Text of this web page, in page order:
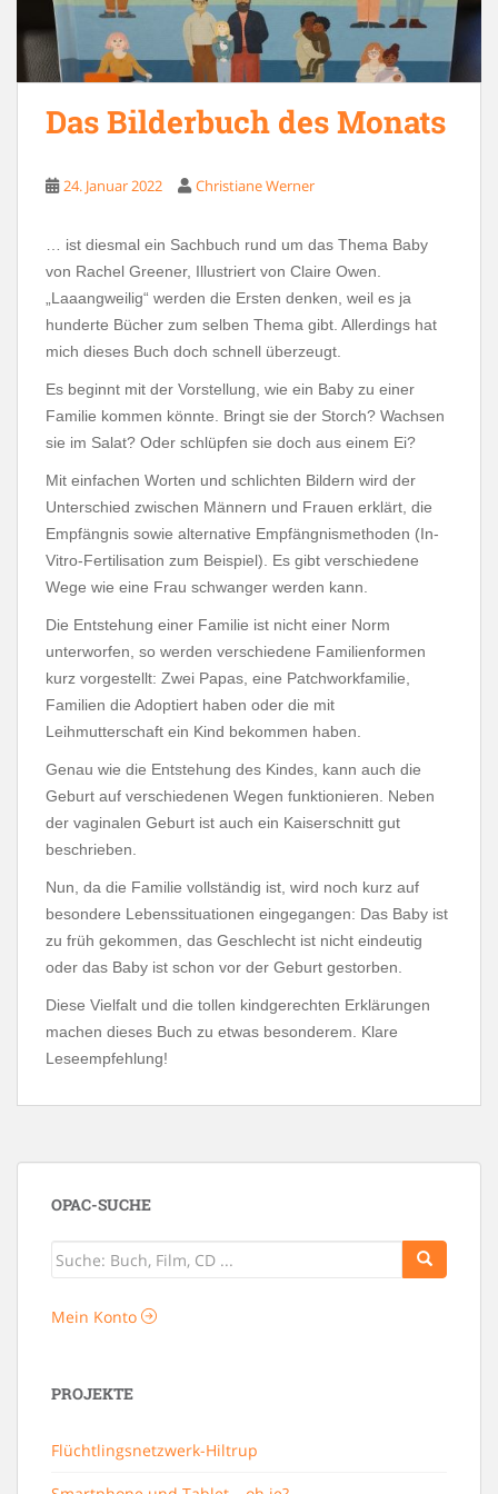
Das Bilderbuch des Monats
24. Januar 2022 Christiane Werner
… ist diesmal ein Sachbuch rund um das Thema Baby
von Rachel Greener, Illustriert von Claire Owen.
„Laaangweilig“ werden die Ersten denken, weil es ja
hunderte Bücher zum selben Thema gibt. Allerdings hat
mich dieses Buch doch schnell überzeugt.
Es beginnt mit der Vorstellung, wie ein Baby zu einer
Familie kommen könnte. Bringt sie der Storch? Wachsen
sie im Salat? Oder schlüpfen sie doch aus einem Ei?
Mit einfachen Worten und schlichten Bildern wird der
Unterschied zwischen Männern und Frauen erklärt, die
Empfängnis sowie alternative Empfängnismethoden (In-
Vitro-Fertilisation zum Beispiel). Es gibt verschiedene
Wege wie eine Frau schwanger werden kann.
Die Entstehung einer Familie ist nicht einer Norm
unterworfen, so werden verschiedene Familienformen
kurz vorgestellt: Zwei Papas, eine Patchworkfamilie,
Familien die Adoptiert haben oder die mit
Leihmutterschaft ein Kind bekommen haben.
Genau wie die Entstehung des Kindes, kann auch die
Geburt auf verschiedenen Wegen funktionieren. Neben
der vaginalen Geburt ist auch ein Kaiserschnitt gut
beschrieben.
Nun, da die Familie vollständig ist, wird noch kurz auf
besondere Lebenssituationen eingegangen: Das Baby ist
zu früh gekommen, das Geschlecht ist nicht eindeutig
oder das Baby ist schon vor der Geburt gestorben.
Diese Vielfalt und die tollen kindgerechten Erklärungen
machen dieses Buch zu etwas besonderem. Klare
Leseempfehlung!
OPAC-SUCHE
Mein Konto
PROJEKTE
Flüchtlingsnetzwerk-Hiltrup